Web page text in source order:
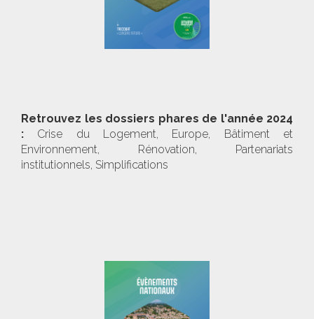
Retrouvez les dossiers phares de l'année 2024
: Crise du Logement, Europe, Bâtiment et
Environnement, Rénovation, Partenariats
institutionnels, Simplifications